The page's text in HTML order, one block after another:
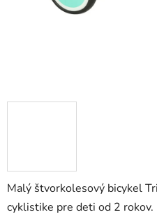
Malý štvorkolesový bicykel
cyklistike pre deti od 2